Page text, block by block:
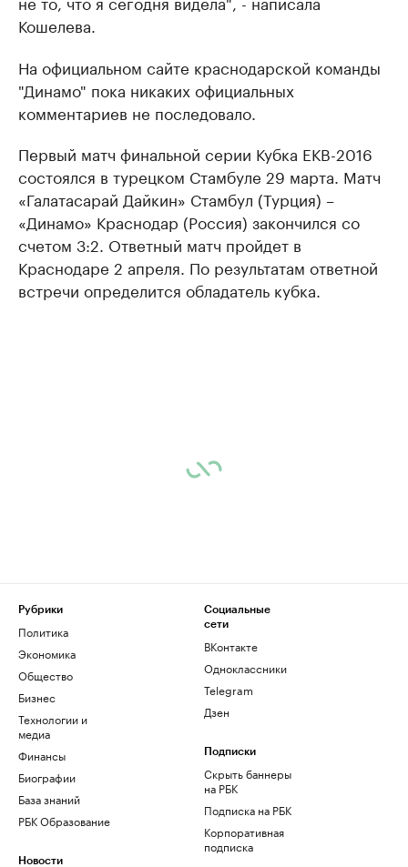
Кошелева.
На официальном сайте краснодарской команды
"Динамо" пока никаких официальных
комментариев не последовало.
Первый матч финальной серии Кубка ЕКВ-2016
состоялся в турецком Стамбуле 29 марта. Матч
«Галатасарай Дайкин» Стамбул (Турция) –
«Динамо» Краснодар (Россия) закончился со
счетом 3:2. Ответный матч пройдет в
Краснодаре 2 апреля. По результатам ответной
встречи определится обладатель кубка.
Рубрики
Политика
Экономика
Общество
Бизнес
Технологии и
медиа
Финансы
Биографии
База знаний
РБК Образование
Новости
Социальные
сети
ВКонтакте
Одноклассники
Telegram
Дзен
Подписки
Скрыть баннеры
на РБК
Подписка на РБК
Корпоративная
подписка